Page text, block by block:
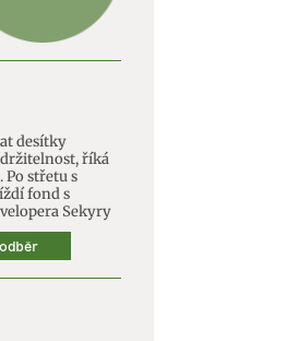
desítky
říká
Po střetu s
fond s
Sekyry